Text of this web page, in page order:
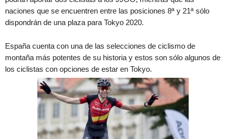
naciones que se encuentren entre las posiciones 8ª y 21ª sólo
dispondrán de una plaza para Tokyo 2020.
España cuenta con una de las selecciones de ciclismo de
montaña más potentes de su historia y estos son sólo algunos de
los ciclistas con opciones de estar en Tokyo.